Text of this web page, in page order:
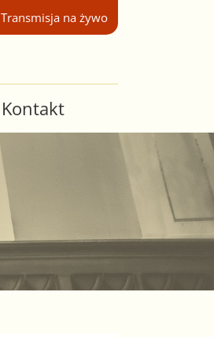
Transmisja na żywo
Kontakt